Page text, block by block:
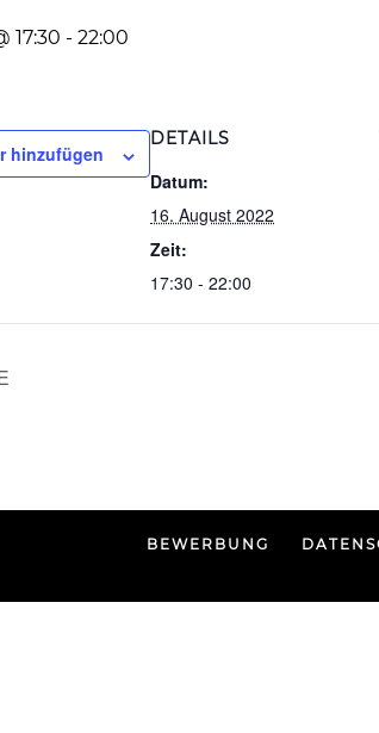
17:30 -22:00
hinzufügen
DETAILS
Datum:
16. August 2022
Zeit:
17:30 - 22:00
BEWERBUNG